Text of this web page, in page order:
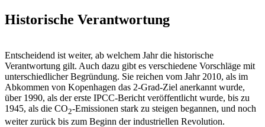
Historische Verantwortung
Entscheidend ist weiter, ab welchem Jahr die historische
Verantwortung gilt. Auch dazu gibt es verschiedene Vorschläge mit
unterschiedlicher Begründung. Sie reichen vom Jahr 2010, als im
Abkommen von Kopenhagen das 2-Grad-Ziel anerkannt wurde,
über 1990, als der erste IPCC-Bericht veröffentlicht wurde, bis zu
1945, als die CO2-Emissionen stark zu steigen begannen, und noch
weiter zurück bis zum Beginn der industriellen Revolution.